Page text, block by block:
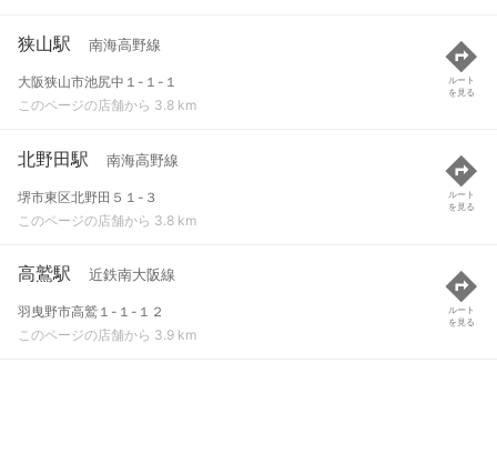
狭山駅 南海高野線
大阪狭山市池尻中１-１-１
このページの店舗から 3.8 km
ルート
を見る
北野田駅 南海高野線
堺市東区北野田５１-３
このページの店舗から 3.8 km
ルート
を見る
高鷲駅 近鉄南大阪線
羽曳野市高鷲１-１-１２
このページの店舗から 3.9 km
ルート
を見る